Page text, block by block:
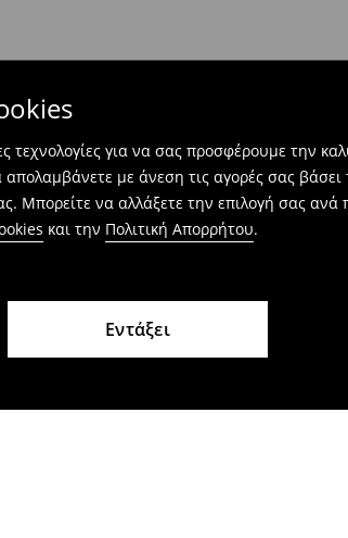
τεχνολογίες για να σας προσφέρουμε την
απολαμβάνετε με άνεση τις αγορές σας
Μπορείτε να αλλάξετε την επιλογή σας ανά
και την Πολιτική Απορρήτου.
Εντάξει
προϊόντων